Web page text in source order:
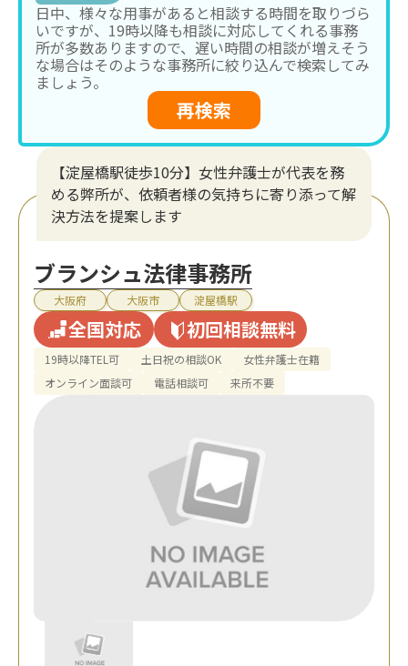
日中、様々な用事があると相談する時間を取りづら
いですが、19時以降も相談に対応してくれる事務
所が多数ありますので、遅い時間の相談が増えそう
な場合はそのような事務所に絞り込んで検索してみ
ましょう。
再検索
【淀屋橋駅徒歩10分】女性弁護士が代表を務
める弊所が、依頼者様の気持ちに寄り添って解
決方法を提案します
ブランシュ法律事務所
大阪府 大阪市 淀屋橋駅
全国対応 初回相談無料
19時以降TEL可 土日祝の相談OK
女性弁護士在籍
オンライン面談可
電話相談可 来所不要